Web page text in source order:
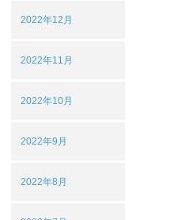
2022年12月
2022年11月
2022年10月
2022年9月
2022年8月